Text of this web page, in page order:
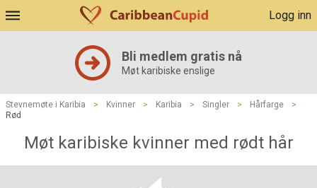
Logg inn
Bli medlem gratis nå
Møt karibiske enslige
Stevnemøte i Karibia > Kvinner > Karibia > Singler > Hårfarge
>
Rød
Møt karibiske kvinner med rødt hår